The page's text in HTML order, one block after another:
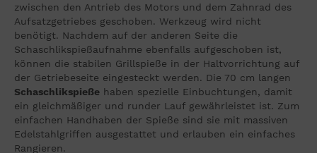
zwischen den Antrieb des Motors und dem Zahnrad des
Aufsatzgetriebes geschoben. Werkzeug wird nicht
benötigt. Nachdem auf der anderen Seite die
Schaschlikspießaufnahme ebenfalls aufgeschoben ist,
können die stabilen Grillspieße in der Haltvorrichtung auf
der Getriebeseite eingesteckt werden. Die 70 cm langen
Schaschlikspieße haben spezielle Einbuchtungen, damit
ein gleichmäßiger und runder Lauf gewährleistet ist. Zum
einfachen Handhaben der Spieße sind sie mit massiven
Edelstahlgriffen ausgestattet und erlauben ein einfaches
Rangieren.